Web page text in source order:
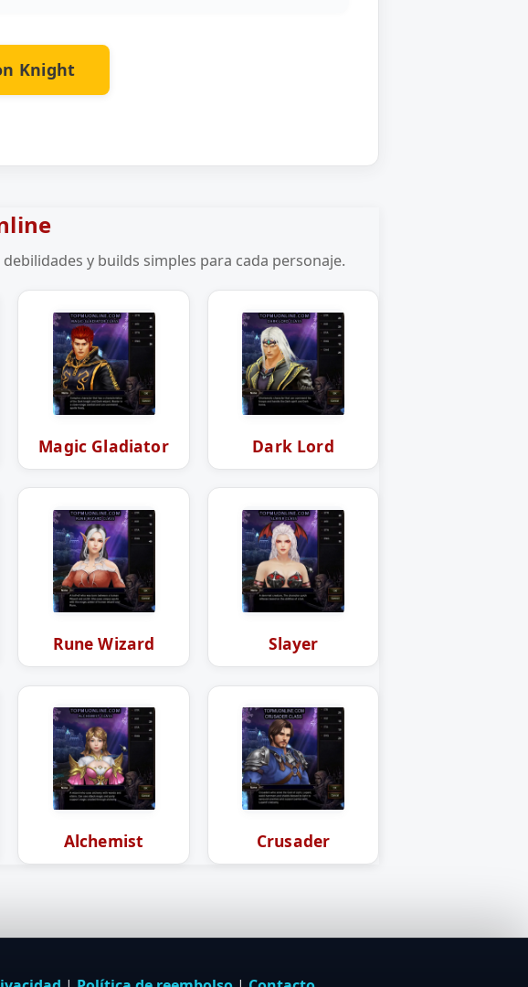
Knight
y builds simples para cada personaje.
Magic Gladiator Dark Lord
Rune Wizard Slayer
Alchemist Crusader